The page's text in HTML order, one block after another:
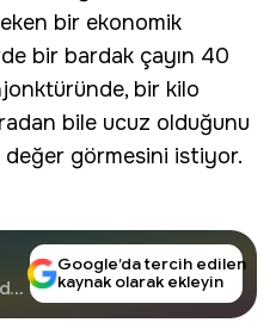
bir ekonomik
bir bardak çayın 40
bir kilo
bile ucuz olduğunu
görmesini istiyor.
Google’da tercih edilen
kaynak olarak ekleyin